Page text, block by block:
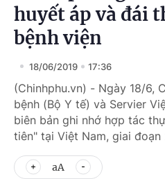
huyết áp và đái
bệnh viện
18/06/2019 17:36
(Chinhphu.vn) - Ngày 18/6,
bệnh (Bộ Y tế) và Servier
biên bản ghi nhớ hợp tác
tiên" tại Việt Nam, giai đoạn
aA